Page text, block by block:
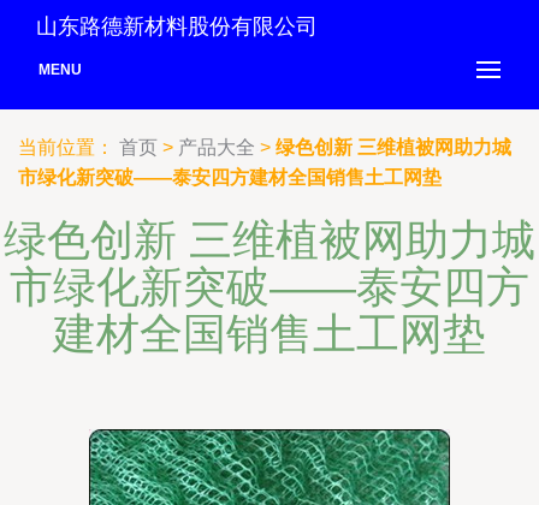
山东路德新材料股份有限公司
MENU
当前位置： 首页 > 产品大全 > 绿色创新 三维植被网助力城
市绿化新突破——泰安四方建材全国销售土工网垫
绿色创新 三维植被网助力城
市绿化新突破——泰安四方
建材全国销售土工网垫